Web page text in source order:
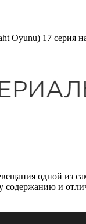
Oyunu) 17 серия
одной из
и